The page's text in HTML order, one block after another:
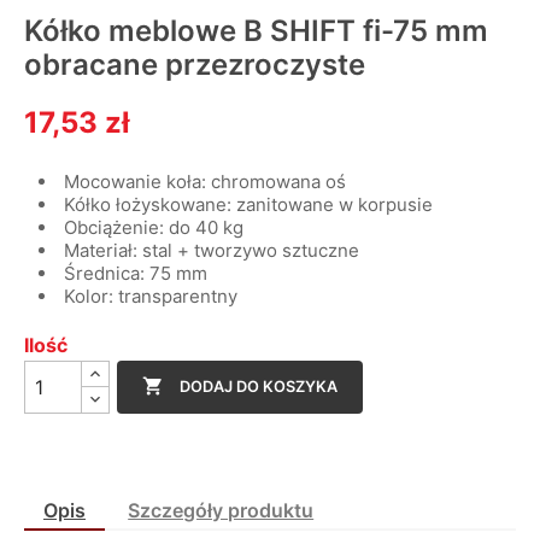
Kółko meblowe B SHIFT fi-75 mm
obracane przezroczyste
17,53 zł
Mocowanie koła: chromowana oś
Kółko łożyskowane: zanitowane w korpusie
Obciążenie: do 40 kg
Materiał: stal + tworzywo sztuczne
Średnica: 75 mm
Kolor: transparentny
Ilość
 DODAJ DO KOSZYKA
Opis
Szczegóły produktu